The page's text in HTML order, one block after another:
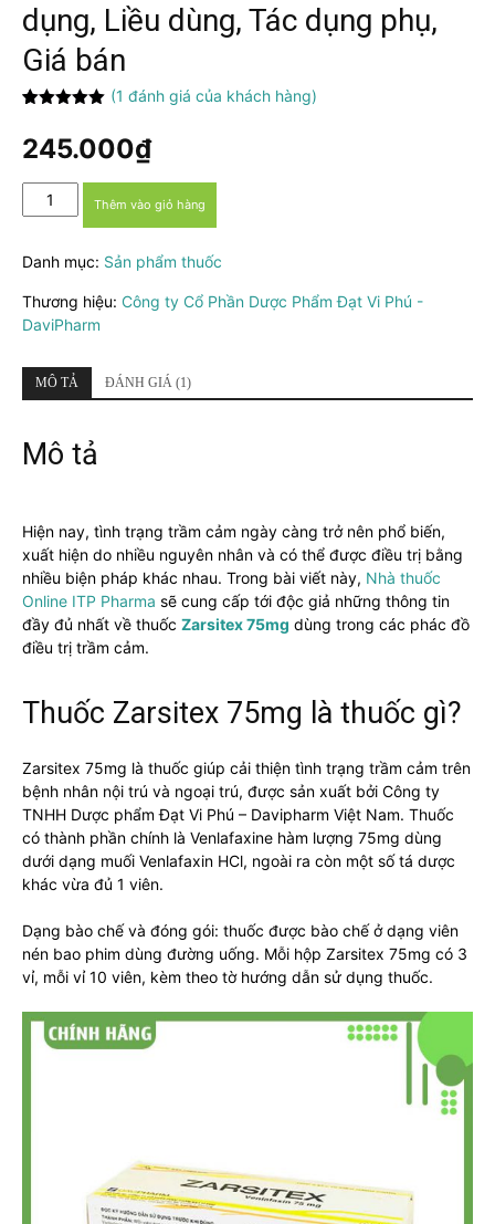
dụng, Liều dùng, Tác dụng phụ,
Giá bán
dựa trên
đánh giá
(1 đánh giá của khách hàng)
245.000₫
Thuốc
Zarsitex
Công
Liều
dùng,
dụng
phụ,
bán
Thêm vào giỏ hàng
Danh mục: Sản phẩm thuốc
Thương hiệu: Công ty Cổ Phần Dược Phẩm Đạt Vi Phú -
DaviPharm
MÔ TẢ ĐÁNH GIÁ (1)
Mô tả
Hiện nay, tình trạng trầm cảm ngày càng trở nên phổ biến,
xuất hiện do nhiều nguyên nhân và có thể được điều trị bằng
nhiều biện pháp khác nhau. Trong bài viết này, Nhà thuốc
Online ITP Pharma sẽ cung cấp tới độc giả những thông tin
đầy đủ nhất về thuốc Zarsitex 75mg dùng trong các phác đồ
điều trị trầm cảm.
Thuốc Zarsitex 75mg là thuốc gì?
Zarsitex 75mg là thuốc giúp cải thiện tình trạng trầm cảm trên
bệnh nhân nội trú và ngoại trú, được sản xuất bởi Công ty
TNHH Dược phẩm Đạt Vi Phú – Davipharm Việt Nam. Thuốc
có thành phần chính là Venlafaxine hàm lượng 75mg dùng
dưới dạng muối Venlafaxin HCl, ngoài ra còn một số tá dược
khác vừa đủ 1 viên.
Dạng bào chế và đóng gói: thuốc được bào chế ở dạng viên
nén bao phim dùng đường uống. Mỗi hộp Zarsitex 75mg có 3
vỉ, mỗi vỉ 10 viên, kèm theo tờ hướng dẫn sử dụng thuốc.